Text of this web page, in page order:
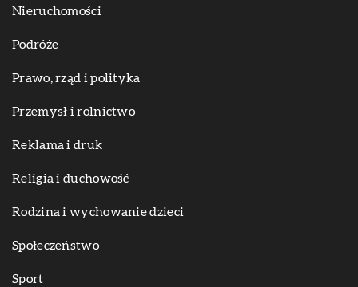
Nieruchomości
Podróże
Prawo, rząd i polityka
Przemysł i rolnictwo
Reklama i druk
Religia i duchowość
Rodzina i wychowanie dzieci
Społeczeństwo
Sport